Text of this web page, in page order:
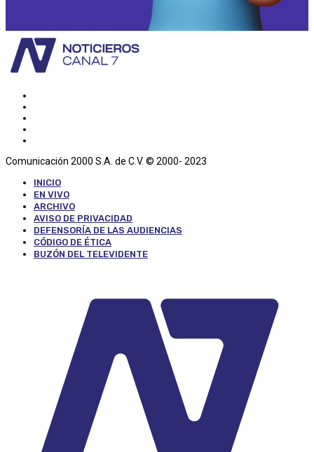
Comunicación 2000 S.A. de C.V. © 2000- 2023
INICIO
EN VIVO
ARCHIVO
AVISO DE PRIVACIDAD
DEFENSORÍA DE LAS AUDIENCIAS
CÓDIGO DE ÉTICA
BUZÓN DEL TELEVIDENTE